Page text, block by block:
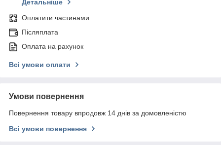
Детальніше
Оплатити частинами
Післяплата
Оплата на рахунок
Всі умови оплати
Умови повернення
Повернення товару впродовж 14 днів за домовленістю
Всі умови повернення